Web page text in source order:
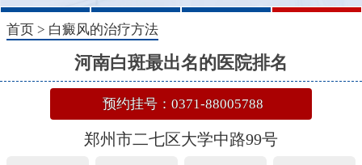
1 2 3 4
首页 > 白癜风的治疗方法
河南白斑最出名的医院排名
预约挂号：0371-88005788
郑州市二七区大学中路99号